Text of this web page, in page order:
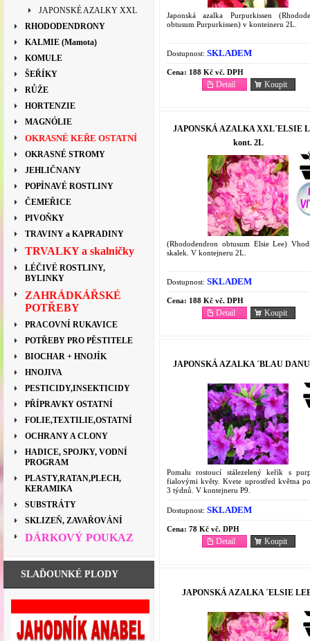
JAPONSKÉ AZALKY XXL
RHODODENDRONY
KALMIE (Mamota)
KOMULE
ŠEŘÍKY
RŮŽE
HORTENZIE
MAGNÓLIE
OKRASNÉ KEŘE OSTATNÍ
OKRASNÉ STROMY
JEHLIČNANY
POPÍNAVÉ ROSTLINY
ČEMEŘICE
PIVOŇKY
TRAVINY a KAPRADINY
TRVALKY a skalničky
LÉČIVÉ ROSTLINY,
BYLINKY
ZAHRÁDKÁŘSKÉ
POTŘEBY
PRACOVNÍ RUKAVICE
POTŘEBY PRO PĚSTITELE
BIOCHAR + HNOJÍK
HNOJIVA
PESTICIDY,INSEKTICIDY
PŘÍPRAVKY OSTATNÍ
FOLIE,TEXTILIE,OSTATNÍ
OCHRANY A CLONY
HADICE, SPOJKY, VODNÍ
PROGRAM
PLASTY,RATAN,PLECH,
KERAMIKA
SUBSTRÁTY
SKLIZEŇ, ZAVAŘOVÁNÍ
DÁRKOVÝ POUKAZ
SLAĎOUNKÉ PLODY
Japonská azalka Purpurkissen
obtusum Purpurkissen) v konteineru 2L.
Dostupnost: SKLADEM
Cena: 188 Kč vč. DPH
Koupit
Detail
JAPONSKÁ AZALKA XXL´ELSIE
kont. 2L
(Rhododendron obtusum Elsie Lee)
skalek. V kontejneru 2L.
Dostupnost: SKLADEM
Cena: 188 Kč vč. DPH
Koupit
Detail
JAPONSKÁ AZALKA ´BLAU
Pomalu rostoucí stálezelený keřík s
fialovými květy. Kvete uprostřed května
3 týdnů. V kontejneru P9.
Dostupnost: SKLADEM
Cena: 78 Kč vč. DPH
Koupit
Detail
JAPONSKÁ AZALKA ´ELSIE